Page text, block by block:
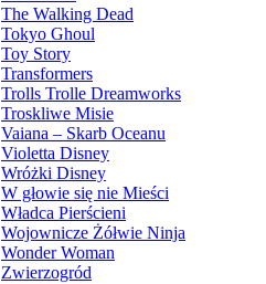
The Walking Dead
Tokyo Ghoul
Toy Story
Transformers
Trolls Trolle Dreamworks
Troskliwe Misie
Vaiana – Skarb Oceanu
Violetta Disney
Wróżki Disney
W głowie się nie Mieści
Władca Pierścieni
Wojownicze Żółwie Ninja
Wonder Woman
Zwierzogród